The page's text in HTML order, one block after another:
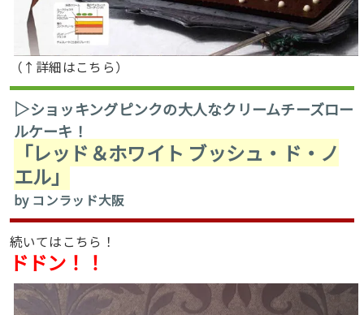
（↑詳細はこちら）
▷ショッキングピンクの大人なクリームチーズロー
ルケーキ！
「レッド＆ホワイト ブッシュ・ド・ノ
エル」
by コンラッド大阪
続いてはこちら！
ドドン！！